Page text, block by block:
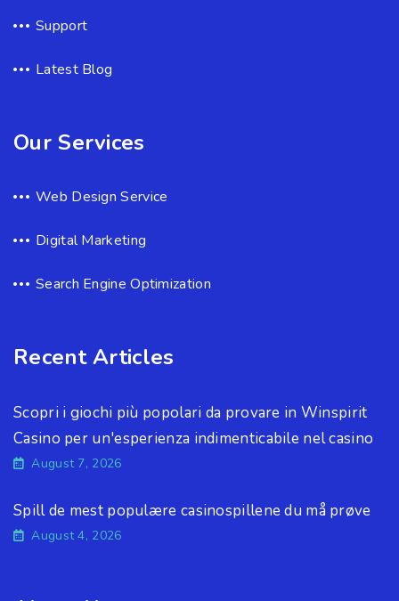
Support
Latest Blog
Our Services
Web Design Service
Digital Marketing
Search Engine Optimization
Recent Articles
Scopri i giochi più popolari da provare in Winspirit
Casino per un'esperienza indimenticabile nel casino
August 7, 2026
Spill de mest populære casinospillene du må prøve
August 4, 2026